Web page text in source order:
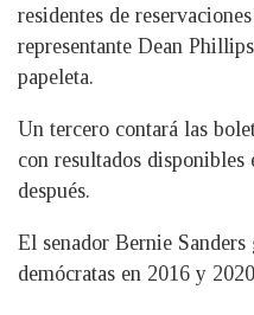
residentes de
representante Dean
papeleta.
Un tercero contará las
con resultados
después.
El senador Bernie Sanders
demócratas en 2016 y